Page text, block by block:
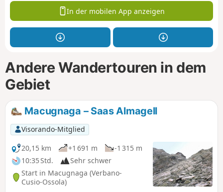
In der mobilen App anzeigen
Andere Wandertouren in dem
Gebiet
Macugnaga – Saas Almagell
Visorando-Mitglied
20,15 km
+1 691 m
-1 315 m
10:35 Std.
Sehr schwer
Start in Macugnaga (Verbano-
Cusio-Ossola)